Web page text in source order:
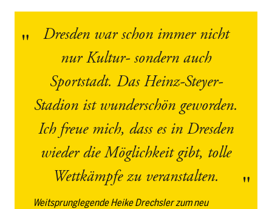
Dresden war schon immer nicht
nur Kultur- sondern auch
Sportstadt. Das Heinz-Steyer-
Stadion ist wunderschön geworden.
Ich freue mich, dass es in Dresden
wieder die Möglichkeit gibt, tolle
Wettkämpfe zu veranstalten.
Weitsprunglegende Heike Drechsler zum neu